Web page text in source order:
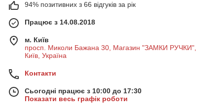
94% позитивних з 66 відгуків за рік
Працює з 14.08.2018
м. Київ
просп. Миколи Бажана 30, Магазин "ЗАМКИ РУЧКИ",
Київ, Україна
Контакти
Сьогодні працює з 10:00 до 17:30
Показати весь графік роботи